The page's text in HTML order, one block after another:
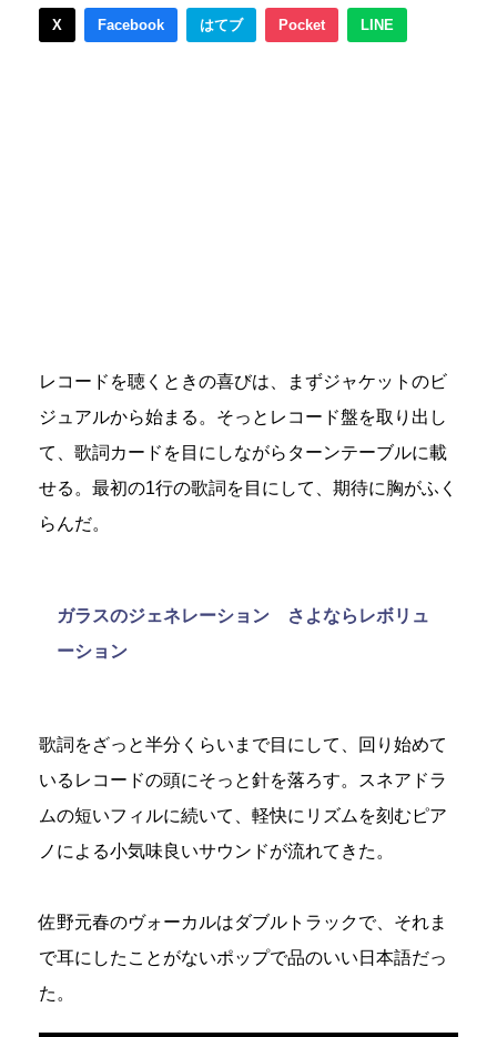
X Facebook はてブ Pocket LINE
レコードを聴くときの喜びは、まずジャケットのビ
ジュアルから始まる。そっとレコード盤を取り出し
て、歌詞カードを目にしながらターンテーブルに載
せる。最初の1行の歌詞を目にして、期待に胸がふく
らんだ。
ガラスのジェネレーション さよならレボリュ
ーション
歌詞をざっと半分くらいまで目にして、回り始めて
いるレコードの頭にそっと針を落ろす。スネアドラ
ムの短いフィルに続いて、軽快にリズムを刻むピア
ノによる小気味良いサウンドが流れてきた。
佐野元春のヴォーカルはダブルトラックで、それま
で耳にしたことがないポップで品のいい日本語だっ
た。